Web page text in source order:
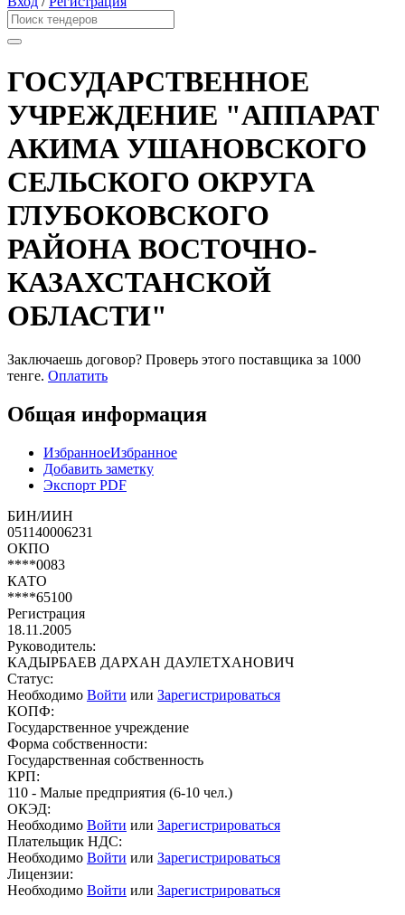
ГОСУДАРСТВЕННОЕ
УЧРЕЖДЕНИЕ "АППАРАТ
АКИМА УШАНОВСКОГО
СЕЛЬСКОГО ОКРУГА
ГЛУБОКОВСКОГО
РАЙОНА ВОСТОЧНО-
КАЗАХСТАНСКОЙ
ОБЛАСТИ"
Заключаешь договор? Проверь этого поставщика за 1000
тенге. Оплатить
Общая информация
ИзбранноеИзбранное
Добавить заметку
Экспорт PDF
БИН/ИИН
051140006231
ОКПО
****0083
КАТО
****65100
Регистрация
18.11.2005
Руководитель:
КАДЫРБАЕВ ДАРХАН ДАУЛЕТХАНОВИЧ
Статус:
Необходимо Войти или Зарегистрироваться
КОПФ:
Государственное учреждение
Форма собственности:
Государственная собственность
КРП:
110 - Малые предприятия (6-10 чел.)
ОКЭД:
Необходимо Войти или Зарегистрироваться
Плательщик НДС:
Необходимо Войти или Зарегистрироваться
Лицензии:
Необходимо Войти или Зарегистрироваться